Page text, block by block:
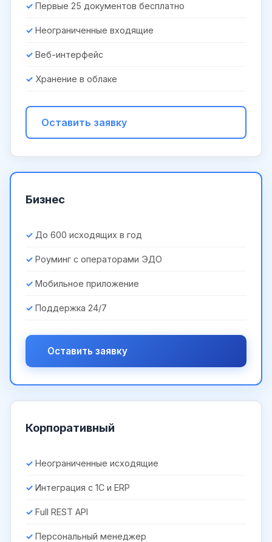
Первые 25 документов бесплатно
Неограниченные входящие
Веб-интерфейс
Хранение в облаке
Оставить заявку
Бизнес
До 600 исходящих в год
Роуминг с операторами ЭДО
Мобильное приложение
Поддержка 24/7
Оставить заявку
Корпоративный
Неограниченные исходящие
Интеграция с 1С и ERP
Full REST API
Персональный менеджер